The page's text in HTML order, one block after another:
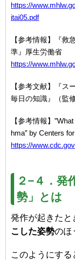
https://
itai05.pdf
【参考情報】『救
準』厚生労働省
https://
【参考文献】『ス
毎日の知識』（監
【参考情報】
hma” by Centers
https://
２−４．発
勢」とは
発作が起きたと
こした姿勢のほ
このようにす